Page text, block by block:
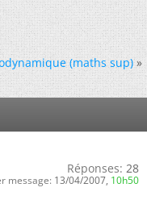
(maths sup) »
Réponses: 28
message: 13/04/2007, 10h50